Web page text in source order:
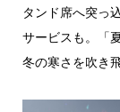
タンド席へ突っ
サービスも。「
冬の寒さを吹き